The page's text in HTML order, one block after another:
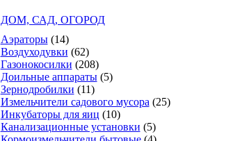
ДОМ, САД, ОГОРОД
Аэраторы (14)
Воздуходувки (62)
Газонокосилки (208)
Доильные аппараты (5)
Зернодробилки (11)
Измельчители садового мусора (25)
Инкубаторы для яиц (10)
Канализационные установки (5)